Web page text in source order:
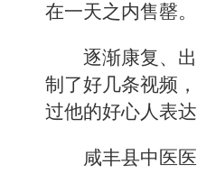
在一天之内售罄。
逐渐康复、
制了好几条视频
过他的好心人表达
咸丰县中医